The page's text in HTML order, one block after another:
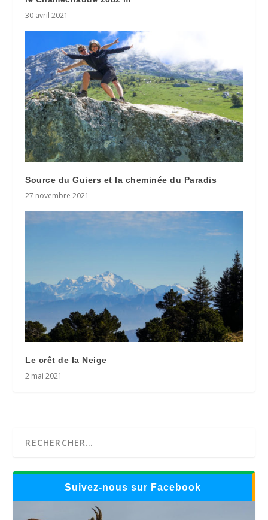
30 avril 2021
Source du Guiers et la cheminée du Paradis
27 novembre 2021
Le crêt de la Neige
2 mai 2021
Suivez-nous sur Facebook